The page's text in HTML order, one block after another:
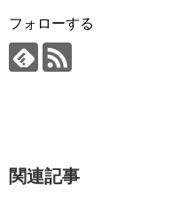
フォローする
関連記事